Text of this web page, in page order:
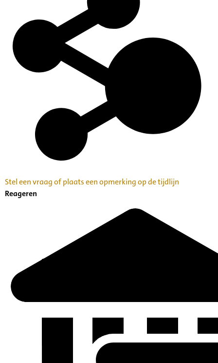
Stel een vraag of plaats een opmerking op de tijdlijn
Reageren